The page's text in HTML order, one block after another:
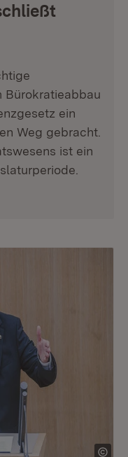
Bürokratieabbau
ein
Weg gebracht.
ist ein